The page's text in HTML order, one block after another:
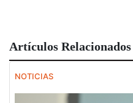
Artículos Relacionados
NOTICIAS